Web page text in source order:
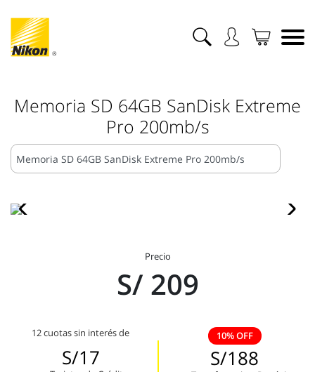
Memoria SD 64GB SanDisk Extreme
Pro 200mb/s
Precio
S/ 209
12 cuotas sin interés de
S/17
10% OFF
S/188